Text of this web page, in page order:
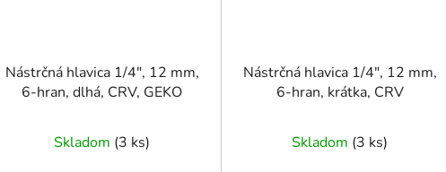
Nástrčná hlavica 1/4", 12 mm,
6-hran, dlhá, CRV, GEKO
Skladom (3 ks)
Nástrčná hlavica 1/4", 12 mm,
6-hran, krátka, CRV
Skladom (3 ks)